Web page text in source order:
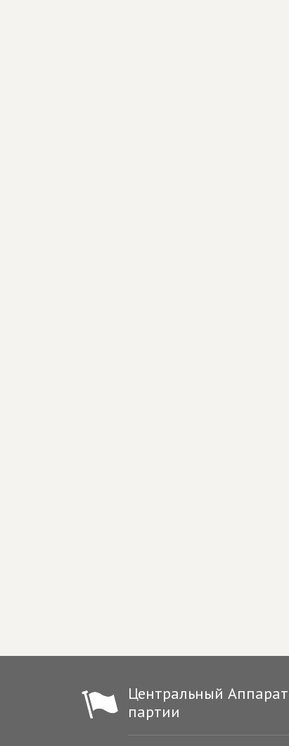
Центральный Аппарат
партии